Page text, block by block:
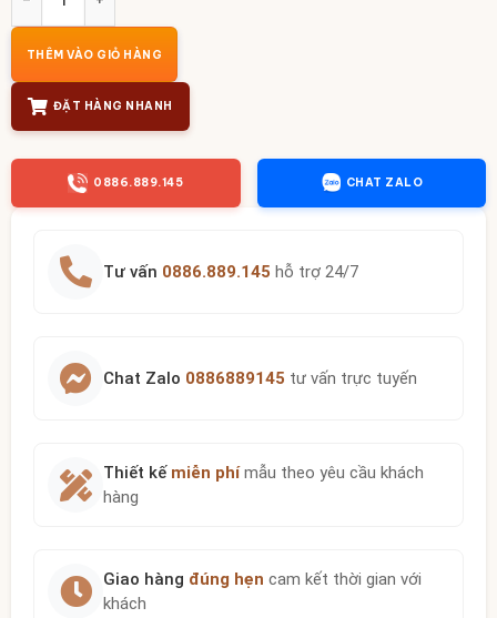
THÊM VÀO GIỎ HÀNG
ĐẶT HÀNG NHANH
0886.889.145 CHAT ZALO
Tư vấn 0886.889.145 hỗ trợ 24/7
Chat Zalo 0886889145 tư vấn trực tuyến
Thiết kế miễn phí mẫu theo yêu cầu khách
hàng
Giao hàng đúng hẹn cam kết thời gian với
khách